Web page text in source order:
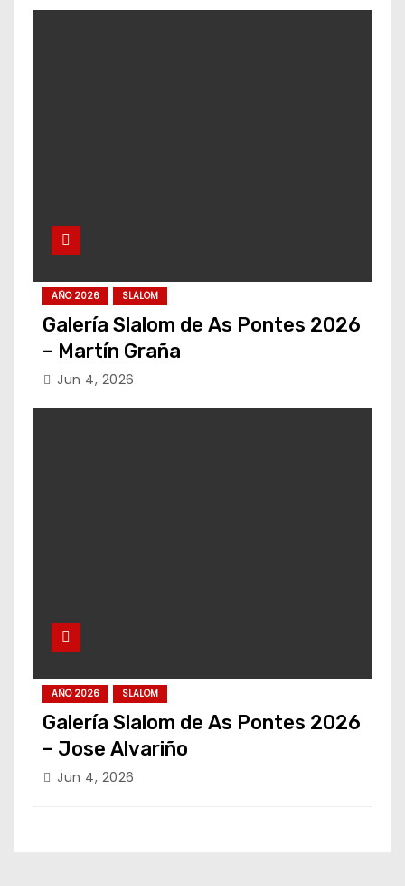
AÑO 2026 SLALOM
Galería Slalom de As Pontes 2026
– Martín Graña
Jun 4, 2026
AÑO 2026 SLALOM
Galería Slalom de As Pontes 2026
– Jose Alvariño
Jun 4, 2026